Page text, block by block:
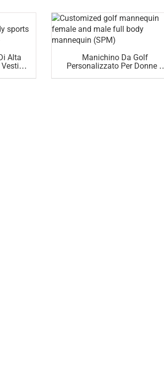
Alta
Manichino Da Golf
Personalizzato Per Donne E